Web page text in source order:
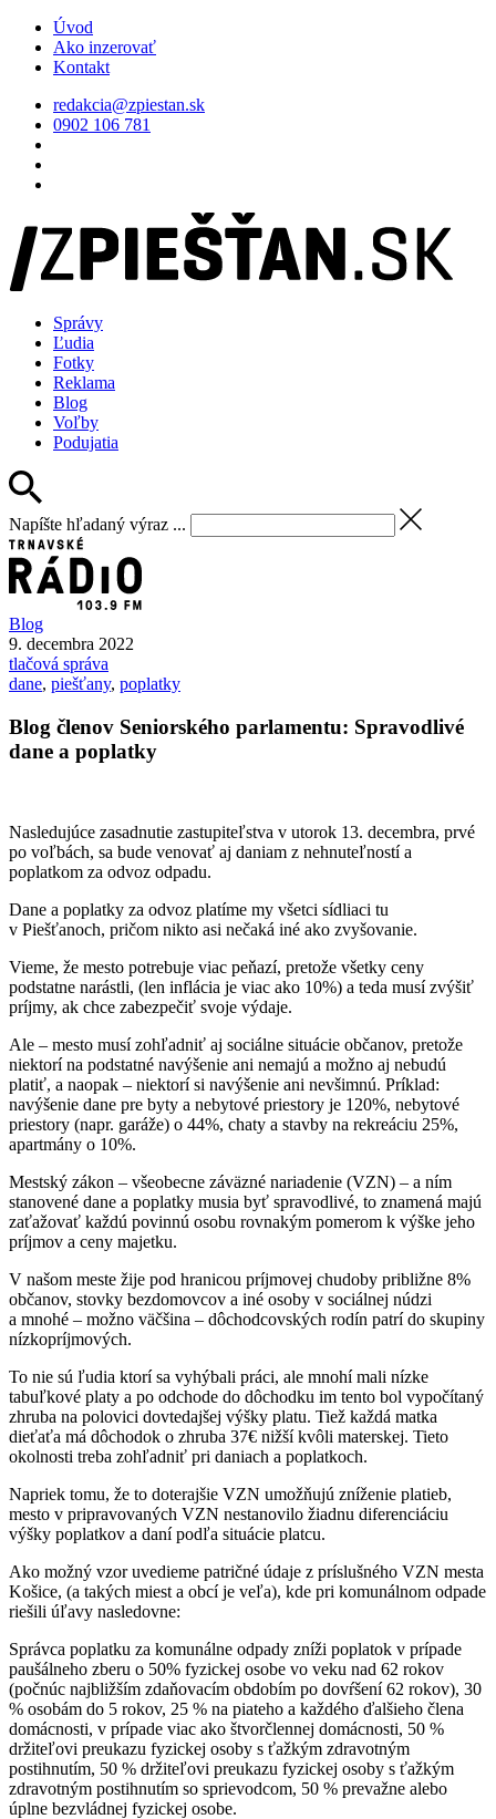
Úvod
Ako inzerovať
Kontakt
redakcia@zpiestan.sk
0902 106 781
Správy
Ľudia
Fotky
Reklama
Blog
Voľby
Podujatia
Napíšte hľadaný výraz ...
Blog
9. decembra 2022
tlačová správa
dane, piešťany, poplatky
Blog členov Seniorského parlamentu: Spravodlivé
dane a poplatky
Nasledujúce zasadnutie zastupiteľstva v utorok 13. decembra, prvé
po voľbách, sa bude venovať aj daniam z nehnuteľností a
poplatkom za odvoz odpadu.
Dane a poplatky za odvoz platíme my všetci sídliaci tu
v Piešťanoch, pričom nikto asi nečaká iné ako zvyšovanie.
Vieme, že mesto potrebuje viac peňazí, pretože všetky ceny
podstatne narástli, (len inflácia je viac ako 10%) a teda musí zvýšiť
príjmy, ak chce zabezpečiť svoje výdaje.
Ale – mesto musí zohľadniť aj sociálne situácie občanov, pretože
niektorí na podstatné navýšenie ani nemajú a možno aj nebudú
platiť, a naopak – niektorí si navýšenie ani nevšimnú. Príklad:
navýšenie dane pre byty a nebytové priestory je 120%, nebytové
priestory (napr. garáže) o 44%, chaty a stavby na rekreáciu 25%,
apartmány o 10%.
Mestský zákon – všeobecne záväzné nariadenie (VZN) – a ním
stanovené dane a poplatky musia byť spravodlivé, to znamená majú
zaťažovať každú povinnú osobu rovnakým pomerom k výške jeho
príjmov a ceny majetku.
V našom meste žije pod hranicou príjmovej chudoby približne 8%
občanov, stovky bezdomovcov a iné osoby v sociálnej núdzi
a mnohé – možno väčšina – dôchodcovských rodín patrí do skupiny
nízkopríjmových.
To nie sú ľudia ktorí sa vyhýbali práci, ale mnohí mali nízke
tabuľkové platy a po odchode do dôchodku im tento bol vypočítaný
zhruba na polovici dovtedajšej výšky platu. Tiež každá matka
dieťaťa má dôchodok o zhruba 37€ nižší kvôli materskej. Tieto
okolnosti treba zohľadniť pri daniach a poplatkoch.
Napriek tomu, že to doterajšie VZN umožňujú zníženie platieb,
mesto v pripravovaných VZN nestanovilo žiadnu diferenciáciu
výšky poplatkov a daní podľa situácie platcu.
Ako možný vzor uvedieme patričné údaje z príslušného VZN mesta
Košice, (a takých miest a obcí je veľa), kde pri komunálnom odpade
riešili úľavy nasledovne:
Správca poplatku za komunálne odpady zníži poplatok v prípade
paušálneho zberu o 50% fyzickej osobe vo veku nad 62 rokov
(počnúc najbližším zdaňovacím obdobím po dovŕšení 62 rokov), 30
% osobám do 5 rokov, 25 % na piateho a každého ďalšieho člena
domácnosti, v prípade viac ako štvorčlennej domácnosti, 50 %
držiteľovi preukazu fyzickej osoby s ťažkým zdravotným
postihnutím, 50 % držiteľovi preukazu fyzickej osoby s ťažkým
zdravotným postihnutím so sprievodcom, 50 % prevažne alebo
úplne bezvládnej fyzickej osobe.